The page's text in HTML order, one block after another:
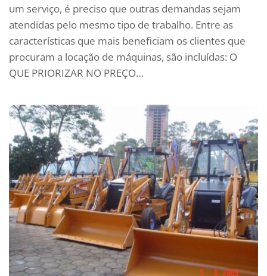
um serviço, é preciso que outras demandas sejam
atendidas pelo mesmo tipo de trabalho. Entre as
características que mais beneficiam os clientes que
procuram a locação de máquinas, são incluídas: O
QUE PRIORIZAR NO PREÇO…